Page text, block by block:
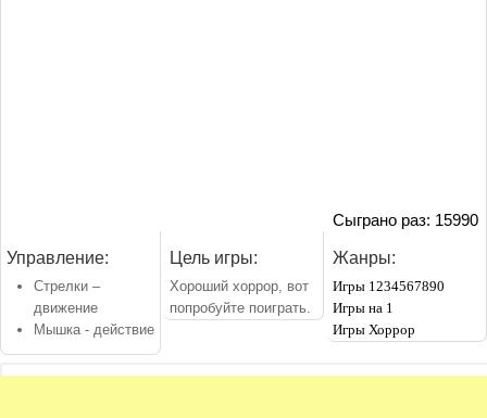
Сыграно раз: 15990
Управление:
Стрелки –
движение
Мышка - действие
Цель игры:
Хороший хоррор, вот
попробуйте поиграть.
Жанры:
Игры 1234567890
Игры на 1
Игры Хоррор